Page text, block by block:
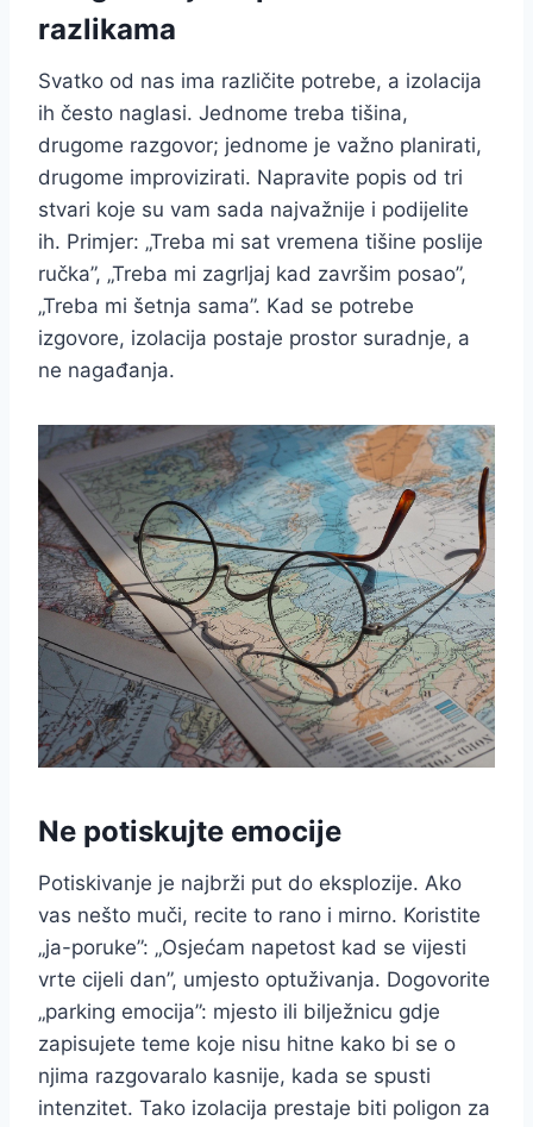
razlikama
Svatko od nas ima različite potrebe, a izolacija
ih često naglasi. Jednome treba tišina,
drugome razgovor; jednome je važno planirati,
drugome improvizirati. Napravite popis od tri
stvari koje su vam sada najvažnije i podijelite
ih. Primjer: „Treba mi sat vremena tišine poslije
ručka”, „Treba mi zagrljaj kad završim posao”,
„Treba mi šetnja sama”. Kad se potrebe
izgovore, izolacija postaje prostor suradnje, a
ne nagađanja.
Ne potiskujte emocije
Potiskivanje je najbrži put do eksplozije. Ako
vas nešto muči, recite to rano i mirno. Koristite
„ja-poruke”: „Osjećam napetost kad se vijesti
vrte cijeli dan”, umjesto optuživanja. Dogovorite
„parking emocija”: mjesto ili bilježnicu gdje
zapisujete teme koje nisu hitne kako bi se o
njima razgovaralo kasnije, kada se spusti
intenzitet. Tako izolacija prestaje biti poligon za